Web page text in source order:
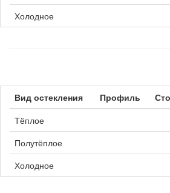
Холодное
Вид остекления Профиль
Тёплое
Полутёплое
Холодное